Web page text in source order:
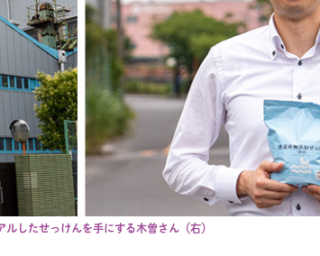
したせっけんを手にする木曽さん（右）